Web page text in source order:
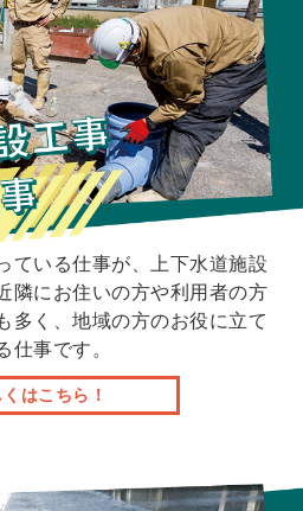
ている仕事が、上下水道施設
隣にお住いの方や利用者の方
多く、地域の方のお役に立て
仕事です。
はこちら！